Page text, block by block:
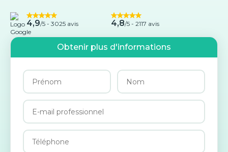
4,9/5 - 3025 avis 4,8/5 - 2117 avis
Obtenir plus d'informations